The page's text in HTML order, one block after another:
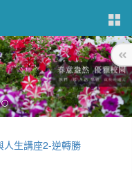
人生講座2-逆轉勝